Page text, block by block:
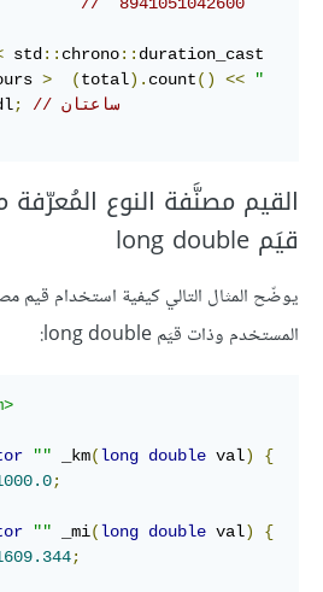
//  8941051042600
std:: chrono::
> (total). count() <<
"
;
// ساعتان
القيم مصنَّفة النوع
قيَم long double
يوضّح المثال التالي كيفية استخدام قيم
المستخدم وذات قيَم long double:
"" _km(long double val)
{
;
"" _mi(long double val)
{
;